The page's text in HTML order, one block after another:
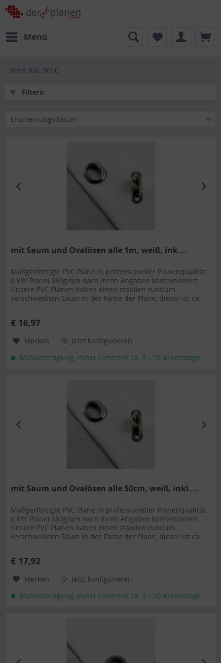
Menü
Weiß RAL 9010
Filtern
Erscheinungsdatum
mit Saum und Ovalösen alle 1m, weiß, ink....
Maßgerfertigte PVC Plane in professioneller Planenqualität
(LKW Plane) 680g/qm nach Ihren Angaben konfektioniert.
Unsere PVC Planen haben einen stabilen rundum
verschweißten Saum in der Farbe der Plane, dieser ist ca.
Die PVC Plane ist UV-stabilisiert und somit...
€ 16,97
Merken
Jetzt konfigurieren
Maßanfertigung, daher Lieferzeit ca. 5 - 10 Arbeitstage
mit Saum und Ovalösen alle 50cm, weiß, inkl....
Maßgerfertigte PVC Plane in professioneller Planenqualität
(LKW Plane) 680g/qm nach Ihren Angaben konfektioniert.
Unsere PVC Planen haben einen stabilen rundum
verschweißten Saum in der Farbe der Plane, dieser ist ca.
Die PVC Plane ist UV-stabilisiert und somit...
€ 17,92
Merken
Jetzt konfigurieren
Maßanfertigung, daher Lieferzeit ca. 5 - 10 Arbeitstage